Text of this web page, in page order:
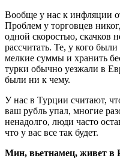
Вообще у нас к инфляции
Проблем у торговцев
одной скоростью, скачков
рассчитать. Те, у кого
мелкие суммы и хранить
турки обычно уезжали в
были ни к чему.
У нас в Турции считают,
ваш рубль упал, многие
ненадолго, люди часто
что у вас все так будет.
Мин, вьетнамец, живет в